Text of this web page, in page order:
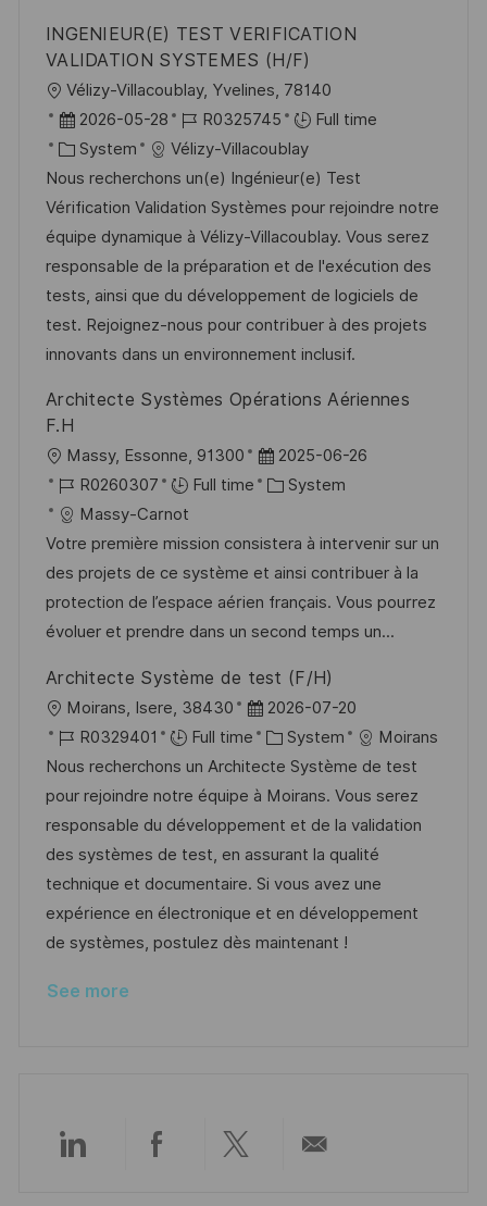
n
a
r
INGENIEUR(E) TEST VERIFICATION
VALIDATION SYSTEMES (H/F)
L
o
c
a
t
i
o
n
Vélizy-Villacoublay, Yvelines, 78140
P
o
s
t
e
d
D
a
t
2026-05-28
J
o
b
I
d
R0325745
Full time
C
a
t
e
g
o
r
y
System
Vélizy-Villacoublay
Nous recherchons un(e) Ingénieur(e) Test
Vérification Validation Systèmes pour rejoindre notre
équipe dynamique à Vélizy-Villacoublay. Vous serez
responsable de la préparation et de l'exécution des
tests, ainsi que du développement de logiciels de
test. Rejoignez-nous pour contribuer à des projets
innovants dans un environnement inclusif.
Architecte Systèmes Opérations Aériennes
F.H
L
o
c
a
t
i
o
Massy, Essonne, 91300
P
o
t
e
d
D
t
e
2025-06-26
J
o
b
I
d
R0260307 Full time
C
t
e
g
o
y
System
Massy-Carnot
Votre première mission consistera à intervenir sur un
des projets de ce système et ainsi contribuer à la
protection de l’espace aérien français. Vous pourrez
évoluer et prendre dans un second temps un...
Architecte Système de test (F/H)
L
o
c
a
t
i
o
n
Moirans, Isere, 38430
P
o
s
t
e
d
D
a
t
2026-07-20
J
o
b
I
d
R0329401 Full time
C
a
t
e
g
o
r
y
System
Moirans
Nous recherchons un Architecte Système de test
pour rejoindre notre équipe à Moirans. Vous serez
responsable du développement et de la validation
des systèmes de test, en assurant la qualité
technique et documentaire. Si vous avez une
expérience en électronique et en développement
de systèmes, postulez dès maintenant !
See more
Share
Share Share